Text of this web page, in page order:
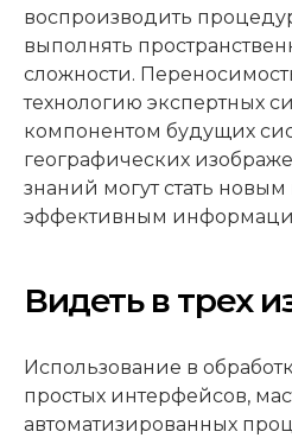
воспроизводить
выполнять
сложности.
технологию экспертных
компонентом будущих
географических
знаний могут стать
эффективным
Видеть в трех
Использование в
простых интерфейсов,
автоматизированных